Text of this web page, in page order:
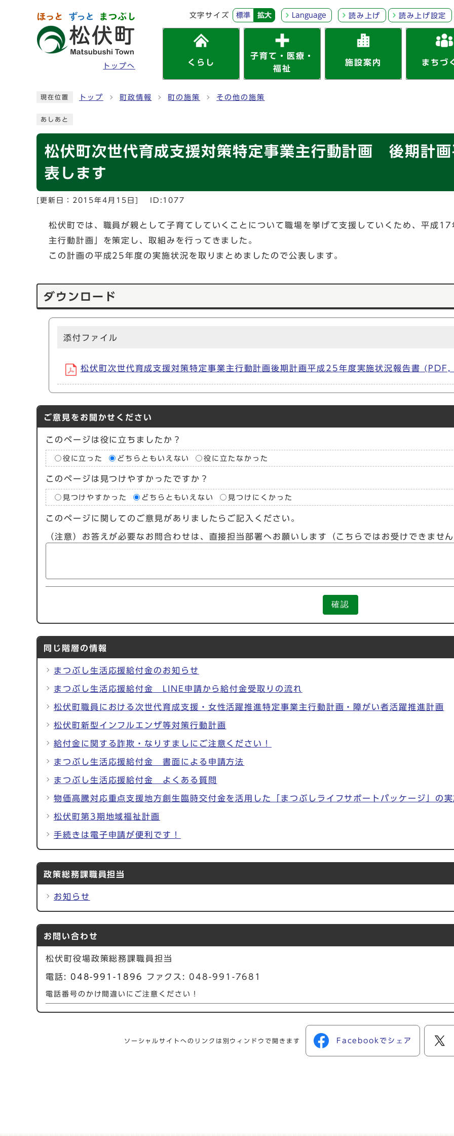
トップへ
文字サイズ 標準 拡大 Language 読み上げ 読み上げ設定
くらし
子育て・医療・
福祉
施設案内 まちづ
現在位置 トップ 町政情報 町の施策 その他の施策
あしあと
松伏町次世代育成支援対策特定事業主行動計画 後期計
表します
[更新日： 2015年4月15日 ID:1077
松伏町では、職員が親として子育てしていくことについて職場を挙げて支援していくため、平成
主行動計画」を策定し、取組みを行ってきました。
この計画の平成25年度の実施状況を取りまとめましたので公表します。
ダウンロード
添付ファイル
松伏町次世代育成支援対策特定事業主行動計画後期計画平成25年度実施状況報告書
ご意見をお聞かせください
このページは役に立ちましたか？
役に立った どちらともいえない 役に立たなかった
このページは見つけやすかったですか？
見つけやすかった どちらともいえない 見つけにくかった
このページに関してのご意見がありましたらご記入ください。
（注意）お答えが必要なお問合わせは、直接担当部署へお願いします（こちらではお受けできませ
確認
同じ階層の情報
まつぶし生活応援給付金のお知らせ
まつぶし生活応援給付金 LINE申請から給付金受取りの流れ
松伏町職員における次世代育成支援・女性活躍推進特定事業主行動計画・障がい者活躍推進計画
松伏町新型インフルエンザ等対策行動計画
給付金に関する詐欺・なりすましにご注意ください！
まつぶし生活応援給付金 書面による申請方法
まつぶし生活応援給付金 よくある質問
物価高騰対応重点支援地方創生臨時交付金を活用した「まつぶしライフサポートパッケージ」の
松伏町第3期地域福祉計画
手続きは電子申請が便利です！
政策総務課職員担当
お知らせ
お問い合わせ
松伏町役場政策総務課職員担当
電話: 048-991-1896 ファクス: 048-991-7681
電話番号のかけ間違いにご注意ください！
ソーシャルサイトへのリンクは別ウィンドウで開きます Facebookでシェア